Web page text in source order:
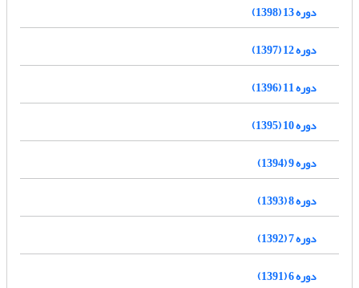
دوره 13 (1398)
دوره 12 (1397)
دوره 11 (1396)
دوره 10 (1395)
دوره 9 (1394)
دوره 8 (1393)
دوره 7 (1392)
دوره 6 (1391)